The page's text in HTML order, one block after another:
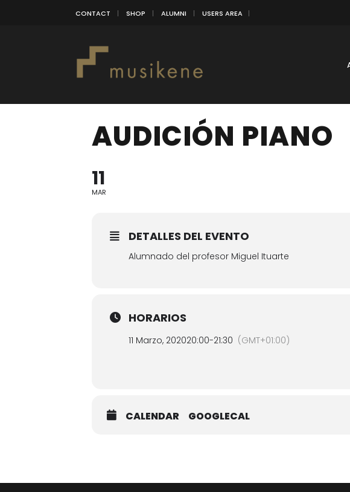
CONTACT SHOP ALUMNI USERS AREA
AUDICIÓN PIANO
11
MAR
DETALLES DEL EVENTO
Alumnado del profesor Miguel Ituarte
HORARIOS
11 Marzo, 202020:00-21:30 (GMT+01:00)
CALENDAR GOOGLECAL